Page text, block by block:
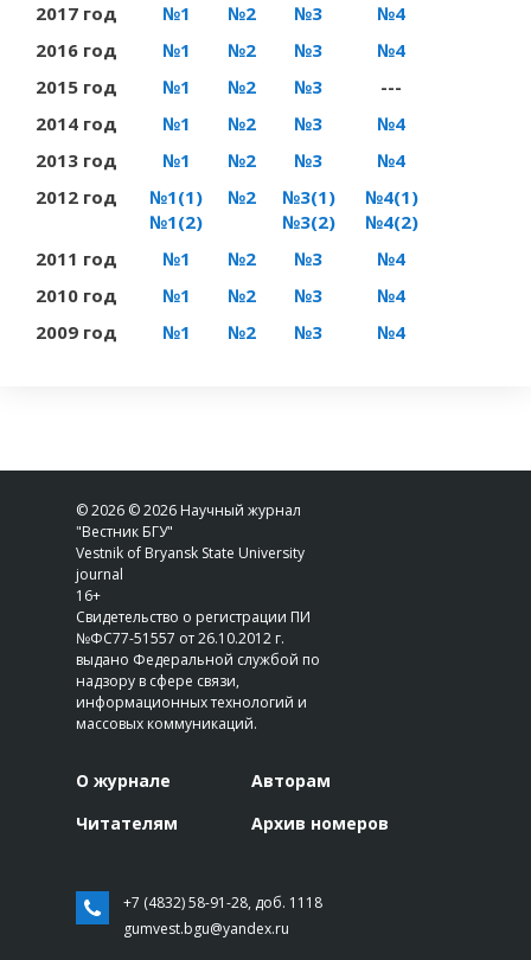
2017 год
№1 №2 №3
№4
2016 год
№1 №2 №3
№4
2015 год
№1 №2 №3
---
2014 год
№1 №2 №3
№4
2013 год
№1 №2 №3
№4
2012 год
№1(1)
№1(2)
№2
№3(1)
№3(2)
№4(1)
№4(2)
2011 год
№1 №2 №3
№4
2010 год
№1 №2 №3
№4
2009 год
№1 №2 №3 №4
© 2026 © 2026 Научный журнал
"Вестник БГУ"
Vestnik of Bryansk State University
journal
16+
Свидетельство о регистрации ПИ
№ФС77-51557 от 26.10.2012 г.
выдано Федеральной службой по
надзору в сфере связи,
информационных технологий и
массовых коммуникаций.
О журнале
Авторам
Читателям
Архив номеров
+7 (4832) 58-91-28, доб. 1118
gumvest.bgu@yandex.ru